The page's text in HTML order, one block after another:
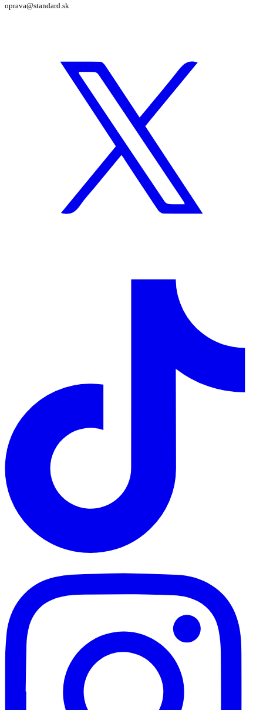
oprava@standard.sk